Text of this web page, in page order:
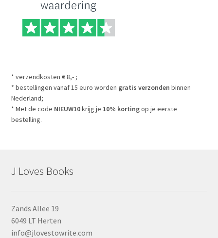
* verzendkosten € 8,- ;
* bestellingen vanaf 15 euro worden gratis verzonden binnen
Nederland;
* Met de code NIEUW10krijg je 10% kortingop je eerste
bestelling.
J Loves Books
Zands Allee 19
6049 LT Herten
info@jlovestowrite.com